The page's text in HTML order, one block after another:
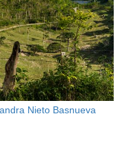
Nieto Basnueva